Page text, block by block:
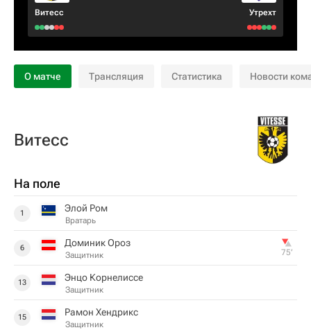
Витесс Утрехт
О матче Трансляция Статистика Новости
Витесс
На поле
1 Элой Ром
Вратарь
6 Доминик Ороз
Защитник 75‎’‎
13 Энцо Корнелиссе
Защитник
15 Рамон Хендрикс
Защитник